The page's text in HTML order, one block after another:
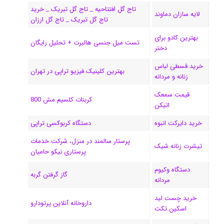
ک
ا
ا
ا
m
م
لایه سازان دماوند
تاج گل افتتاحیه _ تاج گل تبریک _ خرید
تاج گل تبریک _ تاج گل ارزان
بهترین کادو برای
دختر
تست میل جنسی هالبرت + تحلیل رایگان
خرید قسطی لباس
زنانه و مردانه
بهترین کلینیک فیزیو تراپی در تهران
قیمت سمعک
اتیکن
کربنات کلسیم مش 800
خرید دایرکت انبوه دستگاه کربوکسی تراپی
تیشرت زنانه شیک
پرستار سالمند در منزل، شرکت خدمات
پرستاری نیکو حامیان
دستگاه وکیوم
مردانه
گاز گرفتن گربه
خرید چست لید
اسکین تکت
داروخانه آنلاین پرتودارو